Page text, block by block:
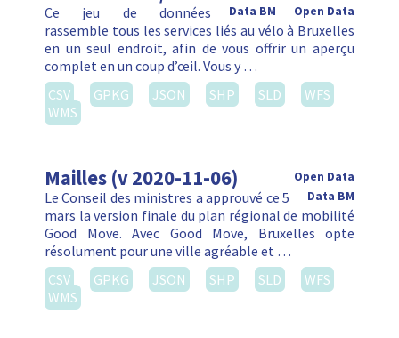
Open Data
Data BM
Ce jeu de données
rassemble tous les services liés au vélo à Bruxelles
en un seul endroit, afin de vous offrir un aperçu
complet en un coup d’œil. Vous y …
CSV
GPKG JSON SHP SLD
WFS
WMS
Mailles (v 2020-11-06)
Open Data
Data BM
Le Conseil des ministres a approuvé ce 5
mars la version finale du plan régional de mobilité
Good Move. Avec Good Move, Bruxelles opte
résolument pour une ville agréable et …
CSV
GPKG JSON SHP SLD
WFS
WMS